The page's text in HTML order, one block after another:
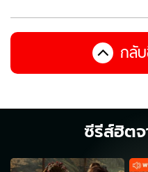
กลั
ซีรีส์ฮิต